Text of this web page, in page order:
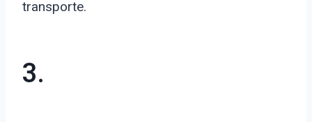
transporte.
3.